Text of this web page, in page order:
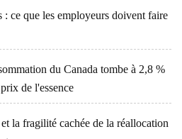
ce que les employeurs doivent faire
du Canada tombe à 2,8 %
de l'essence
la fragilité cachée de la réallocation